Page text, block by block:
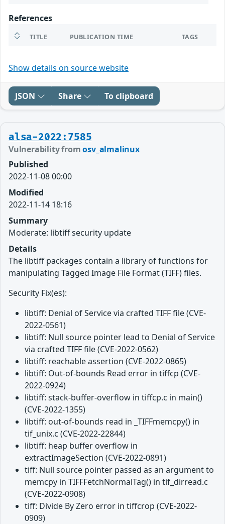
References
TITLE PUBLICATION TIME TAGS
Show details on source website
JSON Share To clipboard
alsa-2022:7585
Vulnerability fromosv_almalinux
Published
2022-11-08 00:00
Modified
2022-11-14 18:16
Summary
Moderate: libtiff security update
Details
The libtiff packages contain a library of functions for
manipulating Tagged Image File Format (TIFF) files.
Security Fix(es):
libtiff: Denial of Service via crafted TIFF file (CVE-
2022-0561)
libtiff: Null source pointer lead to Denial of Service
via crafted TIFF file (CVE-2022-0562)
libtiff: reachable assertion (CVE-2022-0865)
libtiff: Out-of-bounds Read error in tiffcp (CVE-
2022-0924)
libtiff: stack-buffer-overflow in tiffcp.c in main()
(CVE-2022-1355)
libtiff: out-of-bounds read in _TIFFmemcpy() in
tif_unix.c (CVE-2022-22844)
libtiff: heap buffer overflow in
extractImageSection (CVE-2022-0891)
tiff: Null source pointer passed as an argument to
memcpy in TIFFFetchNormalTag() in tif_dirread.c
(CVE-2022-0908)
tiff: Divide By Zero error in tiffcrop (CVE-2022-
0909)